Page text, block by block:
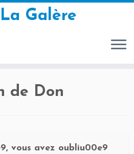
Galère
de Don
vous avez oubliu00e9